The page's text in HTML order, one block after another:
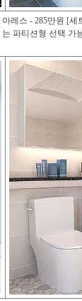
아레스 - 285만원 [
는 파티션형 선택 가